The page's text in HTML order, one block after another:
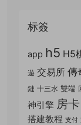
标簽
app h5 H5
遊 交易所 傳
鏈 十三水 雙端
神引擎 房卡
搭建教程 支付